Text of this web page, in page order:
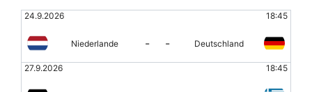
24.9.2026 18:45
Niederlande - - Deutschland
27.9.2026 18:45